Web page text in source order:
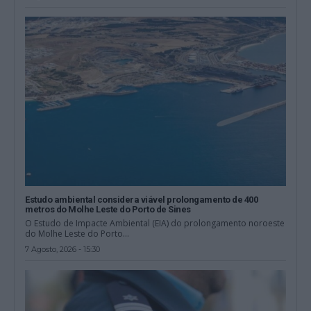
Estudo ambiental considera viável prolongamento de 400
metros do Molhe Leste do Porto de Sines
O Estudo de Impacte Ambiental (EIA) do prolongamento noroeste
do Molhe Leste do Porto...
7 Agosto, 2026 - 15:30